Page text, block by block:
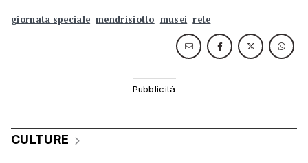
giornata speciale mendrisiotto musei rete
CULTURE